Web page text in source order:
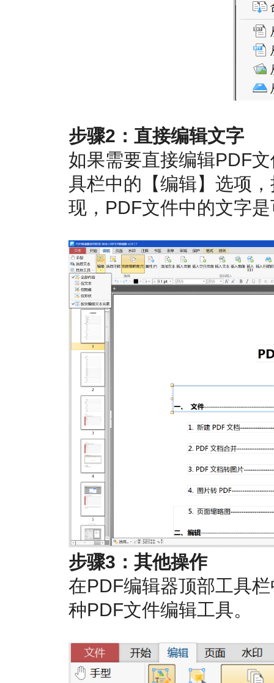
步骤2：直接编辑文字
如果需要直接编辑PDF
具栏中的【编辑】选项
现，PDF文件中的文字
步骤3：其他操作
在PDF编辑器顶部工具
种PDF文件编辑工具。